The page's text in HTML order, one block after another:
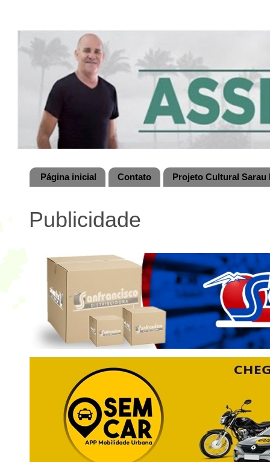
Página inicial Contato Projeto Cultural
Publicidade